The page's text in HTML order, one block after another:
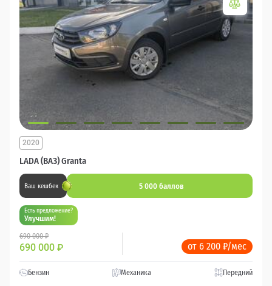
LADA (ВАЗ) Granta
2020
Ваш кешбек 5 000 баллов
Есть предложение?
Улучшим!
690 000 ₽
690 000 ₽ от 6 200 ₽/мес
Бензин Механика Передний